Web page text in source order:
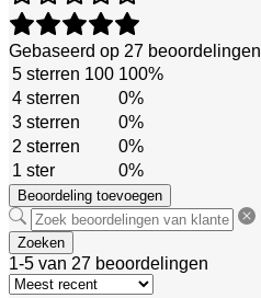
Gebaseerd op 27 beoordelingen
5 sterren 100 100%
4 sterren
0%
3 sterren
0%
2 sterren
0%
1 ster
0%
Beoordeling toevoegen
Zoeken
1-5 van 27 beoordelingen